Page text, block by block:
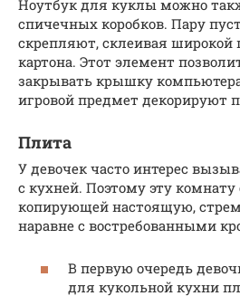
Ноутбук для куклы можно
спичечных коробков. Пару
скрепляют, склеивая широкой
картона. Этот элемент
закрывать крышку
игровой предмет декорируют
Плита
У девочек часто интерес
с кухней. Поэтому эту комнату
копирующей настоящую,
наравне с востребованными
В первую очередь
для кукольной кухни